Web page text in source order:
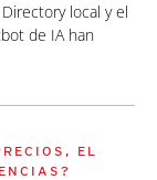
local y el
de IA han
EL